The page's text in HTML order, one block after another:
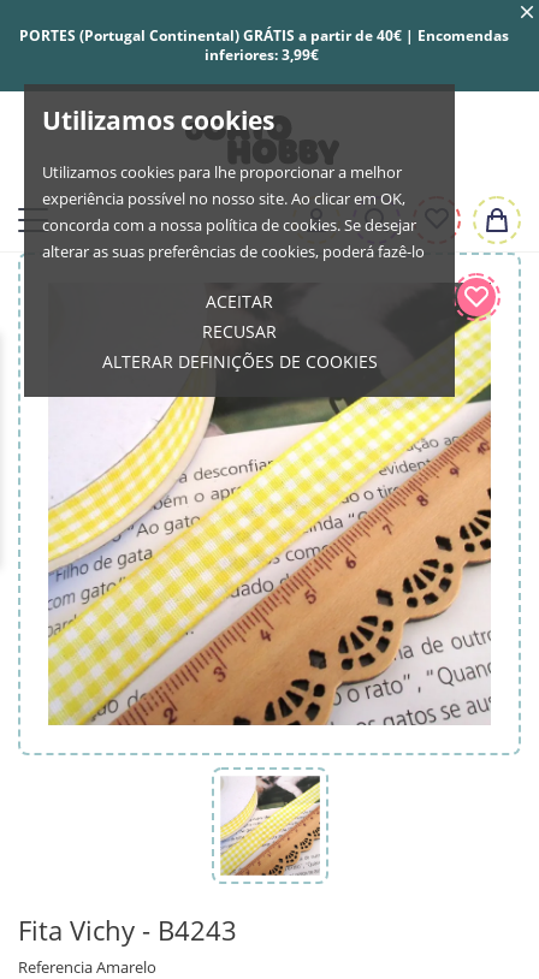
Utilizamos cookies
Utilizamos cookies para lhe proporcionar a melhor
experiência possível no nosso site. Ao clicar em OK,
concorda com a nossa política de cookies. Se desejar
alterar as suas preferências de cookies, poderá fazê-lo
ACEITAR
RECUSAR
ALTERAR DEFINIÇÕES DE COOKIES
PORTES (Portugal Continental) GRÁTIS a partir de 40€ | Encomendas
inferiores: 3,99€
Fita Vichy - B4243
ReferenciaAmarelo